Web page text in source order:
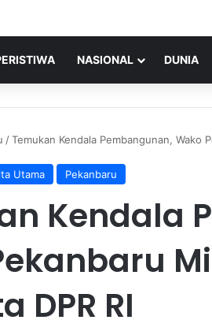
NASIONAL DUNIA
/Temukan Kendala Pembangunan, Wako
Utama Pekanbaru
Kendala
DPR RI